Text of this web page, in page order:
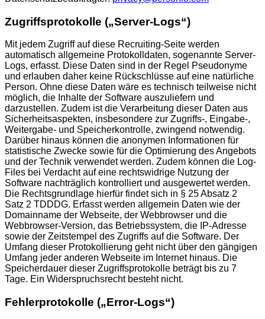
Zugriffsprotokolle („Server-Logs“)
Mit jedem Zugriff auf diese Recruiting-Seite werden
automatisch allgemeine Protokolldaten, sogenannte Server-
Logs, erfasst. Diese Daten sind in der Regel Pseudonyme
und erlauben daher keine Rückschlüsse auf eine natürliche
Person. Ohne diese Daten wäre es technisch teilweise nicht
möglich, die Inhalte der Software auszuliefern und
darzustellen. Zudem ist die Verarbeitung dieser Daten aus
Sicherheitsaspekten, insbesondere zur Zugriffs-, Eingabe-,
Weitergabe- und Speicherkontrolle, zwingend notwendig.
Darüber hinaus können die anonymen Informationen für
statistische Zwecke sowie für die Optimierung des Angebots
und der Technik verwendet werden. Zudem können die Log-
Files bei Verdacht auf eine rechtswidrige Nutzung der
Software nachträglich kontrolliert und ausgewertet werden.
Die Rechtsgrundlage hierfür findet sich in § 25 Absatz 2
Satz 2 TDDDG. Erfasst werden allgemein Daten wie der
Domainname der Webseite, der Webbrowser und die
Webbrowser-Version, das Betriebssystem, die IP-Adresse
sowie der Zeitstempel des Zugriffs auf die Software. Der
Umfang dieser Protokollierung geht nicht über den gängigen
Umfang jeder anderen Webseite im Internet hinaus. Die
Speicherdauer dieser Zugriffsprotokolle beträgt bis zu 7
Tage. Ein Widerspruchsrecht besteht nicht.
Fehlerprotokolle („Error-Logs“)